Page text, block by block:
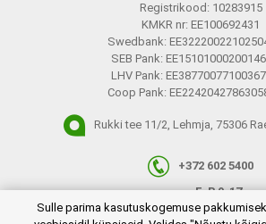
Registrikood: 10283915
KMKR nr: EE100692431
Swedbank:
SEB Pank:
LHV Pank:
Coop Pank:
Rukki tee 11/2, Lehmja, 75306
+372 602 5400
E-R 9-17
Sulle parima kasutuskogemuse